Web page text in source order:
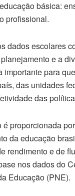
básica:
profissional.
dados escolares
e a
importante para
das unidades
das
é proporcionada
da educação
rendimento e de
nos dados do
Educação (PNE).